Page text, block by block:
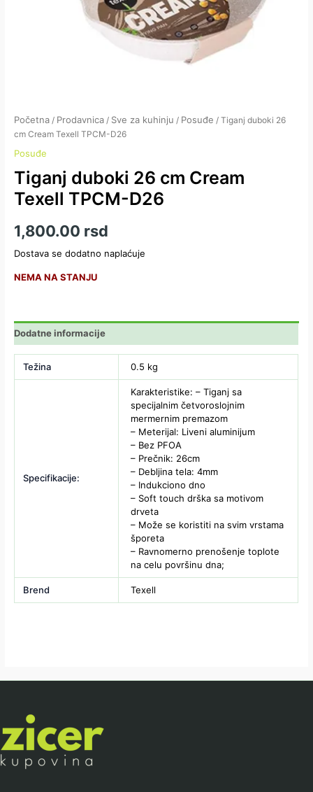
Početna / Prodavnica / Sve za kuhinju / Posuđe / Tiganj duboki 26
cm Cream Texell TPCM-D26
Posuđe
Tiganj duboki 26 cm Cream
Texell TPCM-D26
1,800.00 rsd
Dostava se dodatno naplaćuje
NEMA NA STANJU
Dodatne informacije
Težina 0.5 kg
Specifikacije:
Karakteristike: – Tiganj sa
specijalnim četvoroslojnim
mermernim premazom
– Meterijal: Liveni aluminijum
– Bez PFOA
– Prečnik: 26cm
– Debljina tela: 4mm
– Indukciono dno
– Soft touch drška sa motivom
drveta
– Može se koristiti na svim vrstama
šporeta
– Ravnomerno prenošenje toplote
na celu površinu dna;
Brend Texell